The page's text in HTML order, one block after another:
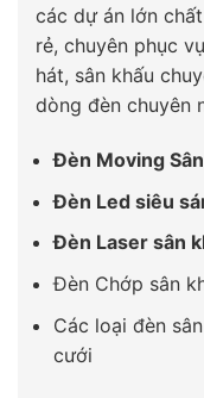
các dự án lớn
rẻ, chuyên phục
hát, sân khấu
dòng đèn chuyên
Đèn Moving
Đèn Led siêu
Đèn Laser sân
Đèn Chớp sân
Các loại đèn
cưới